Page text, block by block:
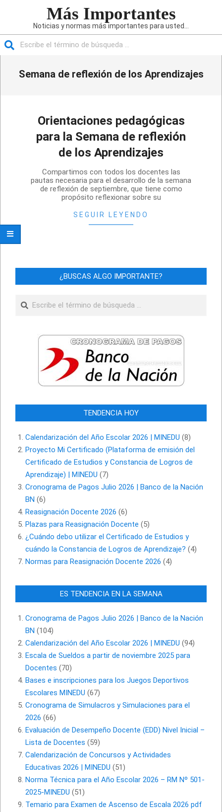
Más Importantes
Noticias y normas más importantes para usted...
Semana de reflexión de los Aprendizajes
Orientaciones pedagógicas
para la Semana de reflexión
de los Aprendizajes
09-
Compartimos con todos los docentes las
pautas necesaria para el desarrollo de la semana
de reflexión de septiembre, que tiene como
propósito reflexionar sobre su
SEGUIR LEYENDO
¿BUSCAS ALGO IMPORTANTE?
Buscar
TENDENCIA HOY
Calendarización del Año Escolar 2026 | MINEDU (8)
Proyecto Mi Certificado (Plataforma de emisión del
Certificado de Estudios y Constancia de Logros de
Aprendizaje) | MINEDU (7)
Cronograma de Pagos Julio 2026 | Banco de la Nación
BN (6)
Reasignación Docente 2026 (6)
Plazas para Reasignación Docente (5)
¿Cuándo debo utilizar el Certificado de Estudios y
cuándo la Constancia de Logros de Aprendizaje? (4)
Normas para Reasignación Docente 2026 (4)
ES TENDENCIA EN LA SEMANA
Cronograma de Pagos Julio 2026 | Banco de la Nación
BN (104)
Calendarización del Año Escolar 2026 | MINEDU (94)
Escala de Sueldos a partir de noviembre 2025 para
Docentes (70)
Bases e inscripciones para los Juegos Deportivos
Escolares MINEDU (67)
Cronograma de Simulacros y Simulaciones para el
2026 (66)
Evaluación de Desempeño Docente (EDD) Nivel Inicial –
Lista de Docentes (59)
Calendarización de Concursos y Actividades
Educativas 2026 | MINEDU (51)
Norma Técnica para el Año Escolar 2026 – RM Nº 501-
2025-MINEDU (51)
Temario para Examen de Ascenso de Escala 2026 pdf